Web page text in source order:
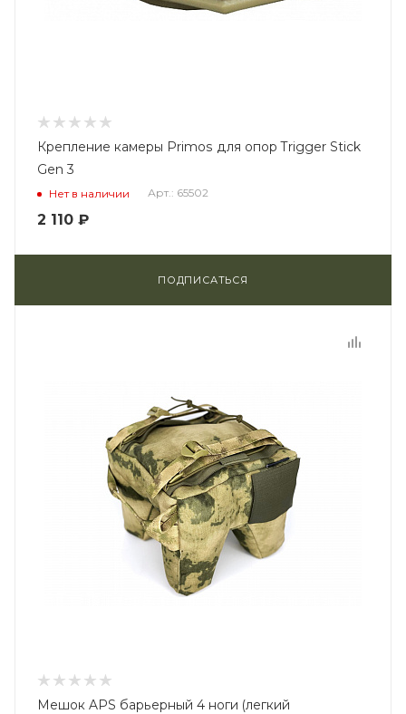
Крепление камеры Primos для опор Trigger Stick
Gen 3
Нет в наличии Арт.: 65502
2 110 ₽
ПОДПИСАТЬСЯ
Мешок APS барьерный 4 ноги (легкий